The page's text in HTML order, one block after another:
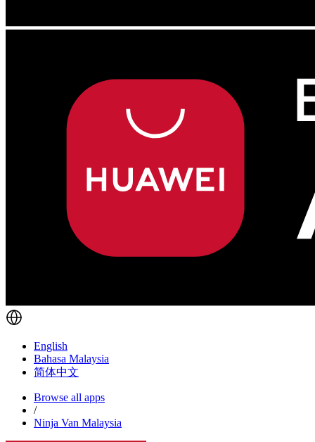
English
Bahasa Malaysia
简体中文
Browse all apps
/
Ninja Van Malaysia